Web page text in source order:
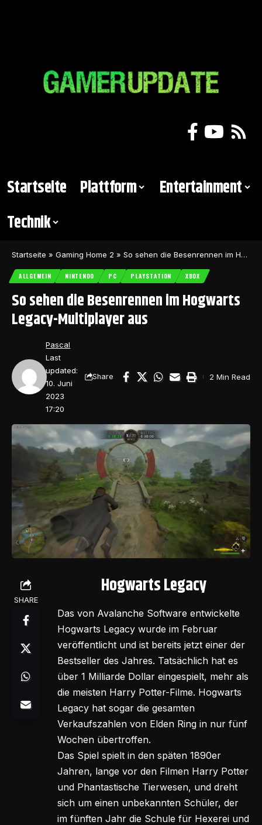
Startseite Plattform
Entertainment
Technik
Startseite » Gaming Home 2 » So sehen die Besenrennen im Hogwarts Legacy-Multiplayer aus
ALLGEMEIN NINTENDO PC PLAYSTATION XBOX
So sehen die Besenrennen im Hogwarts
Legacy-Multiplayer aus
Last
updated:
10. Juni
2023
17:20
Pascal
Share 2 Min Read
SHARE
Hogwarts Legacy
Das von Avalanche Software entwickelte
Hogwarts Legacy wurde im Februar
veröffentlicht und ist bereits jetzt einer der
Bestseller des Jahres. Tatsächlich hat es
über 1 Milliarde Dollar eingespielt, mehr als
die meisten Harry Potter-Filme. Hogwarts
Legacy hat sogar die gesamten
Verkaufszahlen von Elden Ring in nur fünf
Wochen übertroffen.
Das Spiel spielt in den späten 1890er
Jahren, lange vor den Filmen Harry Potter
und Phantastische Tierwesen, und dreht
sich um einen unbekannten Schüler, der
im fünften Jahr die Schule für Hexerei und